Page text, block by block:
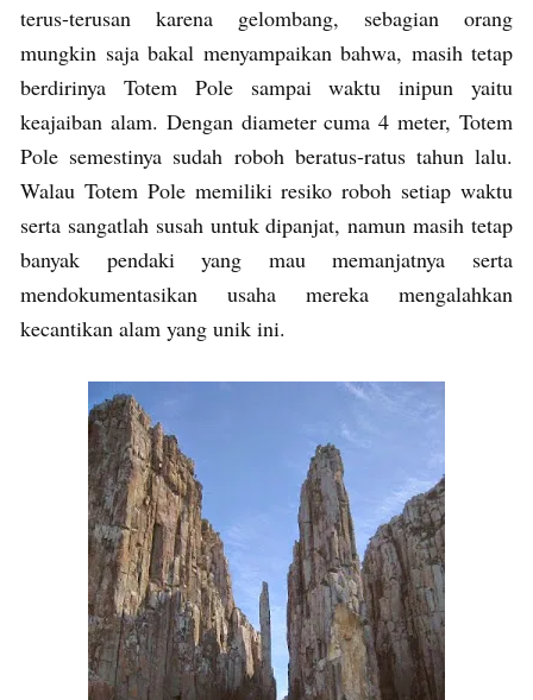
terus-terusan karena gelombang, sebagian orang
mungkin saja bakal menyampaikan bahwa, masih tetap
berdirinya Totem Pole sampai waktu inipun yaitu
keajaiban alam. Dengan diameter cuma 4 meter, Totem
Pole semestinya sudah roboh beratus-ratus tahun lalu.
Walau Totem Pole memiliki resiko roboh setiap waktu
serta sangatlah susah untuk dipanjat, namun masih tetap
banyak pendaki yang mau memanjatnya serta
mendokumentasikan usaha mereka mengalahkan
kecantikan alam yang unik ini.